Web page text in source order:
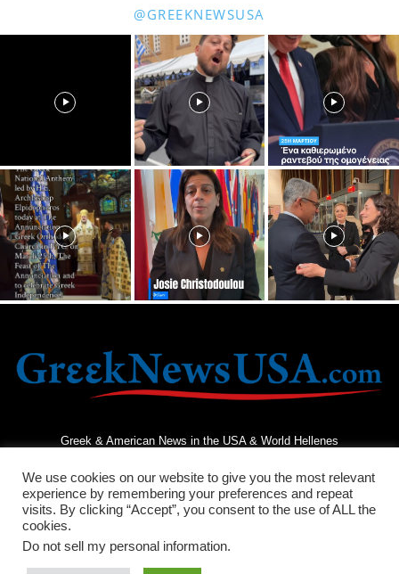
@GREEKNEWSUSA
Greek & American News in the USA & World Hellenes
We use cookies on our website to give you the most relevant
experience by remembering your preferences and repeat
visits. By clicking “Accept”, you consent to the use of ALL the
cookies.
Do not sell my personal information.